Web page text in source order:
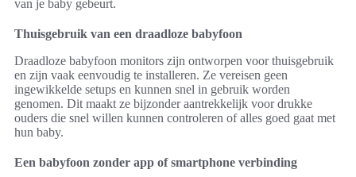
van je baby gebeurt.
Thuisgebruik van een draadloze babyfoon
Draadloze babyfoon monitors zijn ontworpen voor thuisgebruik
en zijn vaak eenvoudig te installeren. Ze vereisen geen
ingewikkelde setups en kunnen snel in gebruik worden
genomen. Dit maakt ze bijzonder aantrekkelijk voor drukke
ouders die snel willen kunnen controleren of alles goed gaat met
hun baby.
Een babyfoon zonder app of smartphone verbinding